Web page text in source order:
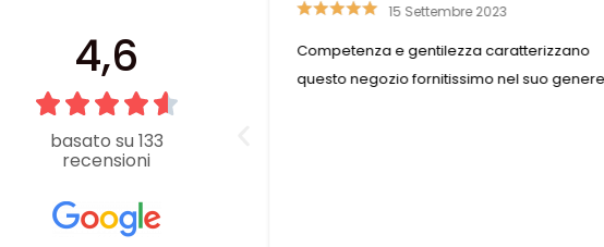
4,6
basato su 133
recensioni
e disponibile, trovo
cui ho bisogno
15 Settembre 2023
Competenza e gentilezza caratterizzano
questo negozio fornitissimo nel suo genere.